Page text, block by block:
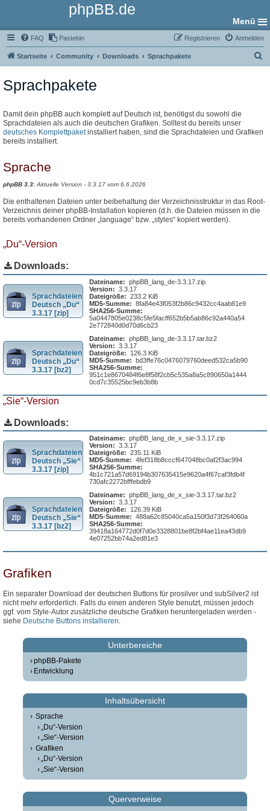
phpBB.de
Menü
FAQ Pastebin Anmelden
Registrieren
Startseite Community Downloads Sprachpakete
Sprachpakete
Damit dein phpBB auch komplett auf Deutsch ist, benötigst du sowohl die
Sprachdateien als auch die deutschen Grafiken. Solltest du bereits unser
deutsches Komplettpaketinstalliert haben, sind die Sprachdateien und Grafiken
bereits installiert.
Sprache
phpBB 3.3:Aktuelle Version - 3.3.17 vom 6.6.2026
Die enthaltenen Dateien unter beibehaltung der Verzeichnisstruktur in das Root-
Verzeichnis deiner phpBB-Installation kopieren (d.h. die Dateien müssen in die
bereits vorhandenen Ordner „language“ bzw. „styles“ kopiert werden).
„Du“-Version
Downloads:
Sprachdateien
Deutsch „Du“
3.3.17 [zip]
Dateiname: phpBB_lang_de-3.3.17.zip
Version: 3.3.17
Dateigröße: 233.2 KiB
MD5-Summe: 8fa84e43f053f2b86c9432cc4aab81e9
SHA256-Summe:
5a0447805e0238c5fe5facff652b5b5ab86c92a440a54
2e772840d0d70d6cb23
Sprachdateien
Deutsch „Du“
3.3.17 [bz2]
Dateiname: phpBB_lang_de-3.3.17.tar.bz2
Version: 3.3.17
Dateigröße:
126.3 KiB
MD5-Summe: bd3ffe76c0476079760deed532ca5b90
SHA256-Summe:
951c1e8670484f6e8f58f2cb5c535a8a5c890650a1444
0cd7c35525bc9eb3b8b
„Sie“-Version
Downloads:
Sprachdateien
Deutsch „Sie“
3.3.17 [zip]
Dateiname: phpBB_lang_de_x_sie-3.3.17.zip
Version: 3.3.17
Dateigröße: 235.11 KiB
MD5-Summe: 4fef318b8cccf647048bc0af2f3ac994
SHA256-Summe:
4b1c721a57d69194b307635415e9620a4f67caf3fdb4f
730afc2272bfffebdb9
Sprachdateien
Deutsch „Sie“
3.3.17 [bz2]
Dateiname: phpBB_lang_de_x_sie-3.3.17.tar.bz2
Version: 3.3.17
Dateigröße:
126.39 KiB
MD5-Summe: 488a62c85040ca5a150f3d73f264060a
SHA256-Summe:
39418a164772d0f7d0e3328801be8f2bf4ae11ea43db9
4e07252bb74a2ed81e3
Grafiken
Ein separater Download der deutschen Buttons für prosilver und subSilver2 ist
nicht mehr erforderlich. Falls du einen anderen Style benutzt, müssen jedoch
ggf. vom Style-Autor zusätzliche deutsche Grafiken heruntergeladen werden -
siehe Deutsche Buttons installieren.
Unterbereiche
phpBB-Pakete
Entwicklung
Inhaltsübersicht
Sprache
„Du“-Version
„Sie“-Version
Grafiken
„Du“-Version
„Sie“-Version
Querverweise